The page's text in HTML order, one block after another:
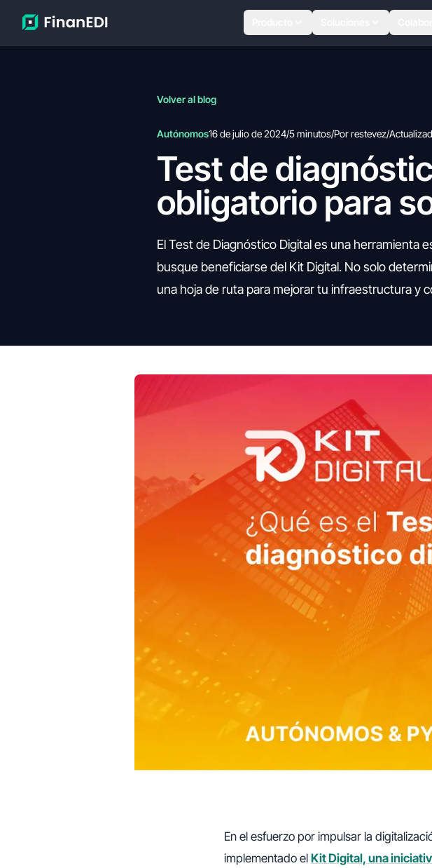
Volver al blog
Autónomos16 de julio de 2024/5 minutos/Por restevez/
Test de
obligatorio para
El Test de Diagnóstico Digital es una herramienta
busque beneficiarse del Kit Digital. No solo
una hoja de ruta para mejorar tu infraestructura y
En el esfuerzo por impulsar la
implementado el Kit Digital, una